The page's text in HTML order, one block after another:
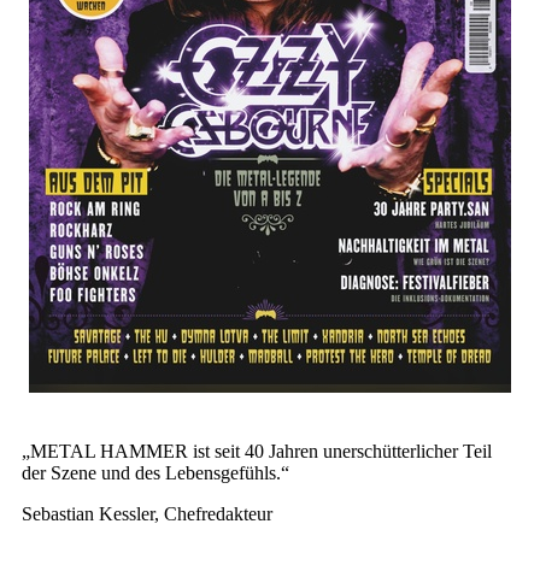
„METAL HAMMER ist seit 40 Jahren unerschütterlicher Teil
der Szene und des Lebensgefühls.“
Sebastian Kessler, Chefredakteur